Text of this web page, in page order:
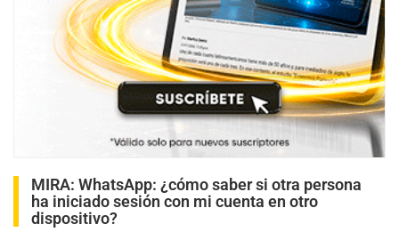
MIRA: WhatsApp: ¿cómo saber si otra persona
ha iniciado sesión con mi cuenta en otro
dispositivo?